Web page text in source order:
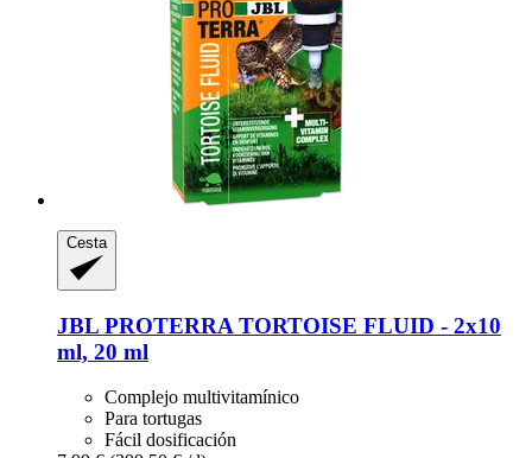
Cesta
JBL PROTERRA TORTOISE FLUID -​ 2x10
ml, 20 ml
Complejo multivitamínico
Para tortugas
Fácil dosificación